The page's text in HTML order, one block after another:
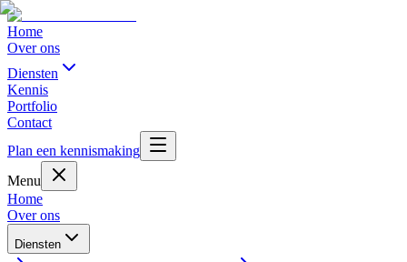
Home
Over ons
Diensten
Kennis
Portfolio
Contact
Plan een kennismaking
Menu
Home
Over ons
Diensten